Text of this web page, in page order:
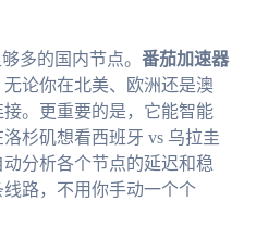
多的国内节点。 番茄加速器
论你在北美、欧洲还是澳
。更重要的是，它能智能
杉矶想看西班牙 vs 乌拉圭
分析各个节点的延迟和稳
路，不用你手动一个个